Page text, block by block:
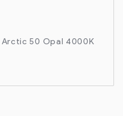
Arctic 50 Opal 4000K